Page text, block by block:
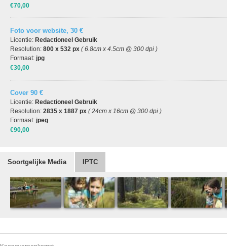
€70,00
Foto voor website, 30 €
Licentie: Redactioneel Gebruik
Resolution: 800 x 532 px ( 6.8cm x 4.5cm @ 300 dpi )
Formaat: jpg
€30,00
Cover 90 €
Licentie: Redactioneel Gebruik
Resolution: 2835 x 1887 px ( 24cm x 16cm @ 300 dpi )
Formaat: jpeg
€90,00
Soortgelijke Media IPTC